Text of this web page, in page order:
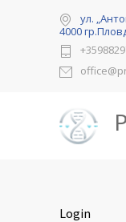
ул.
4000
Login